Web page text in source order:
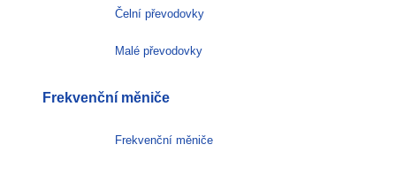
Čelní převodovky
Malé převodovky
Frekvenční měniče
Frekvenční měniče